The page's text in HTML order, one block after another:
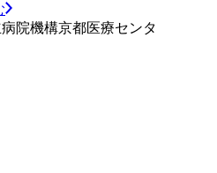
院機構京都医療センタ